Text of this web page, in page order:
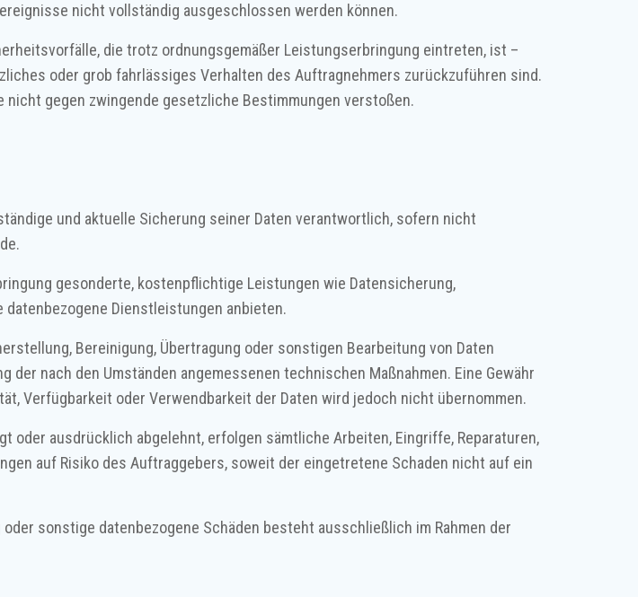
nicht vollständig ausgeschlossen werden können.
die trotz ordnungsgemäßer Leistungserbringung eintreten, ist –
oder grob fahrlässiges Verhalten des Auftragnehmers zurückzuführen sind.
gegen zwingende gesetzliche Bestimmungen verstoßen.
und aktuelle Sicherung seiner Daten verantwortlich, sofern nicht
gesonderte, kostenpflichtige Leistungen wie Datensicherung,
Dienstleistungen anbieten.
Bereinigung, Übertragung oder sonstigen Bearbeitung von Daten
nach den Umständen angemessenen technischen Maßnahmen. Eine Gewähr
Verfügbarkeit oder Verwendbarkeit der Daten wird jedoch nicht übernommen.
oder ausdrücklich abgelehnt, erfolgen sämtliche Arbeiten, Eingriffe, Reparaturen,
auf Risiko des Auftraggebers, soweit der eingetretene Schaden nicht auf ein
sonstige datenbezogene Schäden besteht ausschließlich im Rahmen der